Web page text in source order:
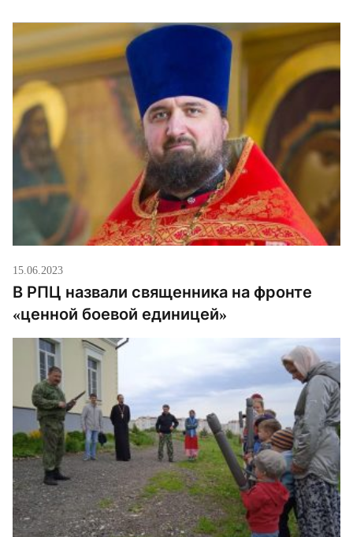
15.06.2023
В РПЦ назвали священника на фронте
«ценной боевой единицей»